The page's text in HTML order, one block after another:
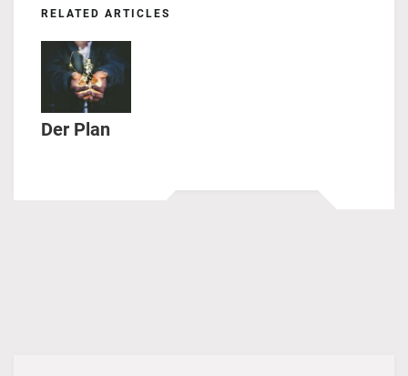
RELATED ARTICLES
Der Plan